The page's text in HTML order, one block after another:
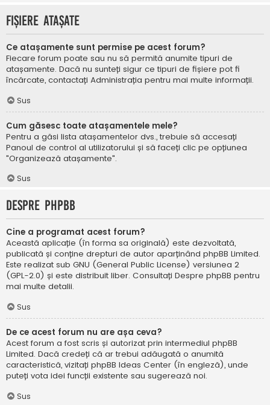
Fișiere atașate
Ce atașamente sunt permise pe acest forum?
Fiecare forum poate sau nu să permită anumite tipuri de
atașamente. Dacă nu sunteți sigur ce tipuri de fișiere pot fi
încărcate, contactați Administrația pentru mai multe informații.
Sus
Cum găsesc toate atașamentele mele?
Pentru a găsi lista atașamentelor dvs., trebuie să accesați
Panoul de control al utilizatorului și să faceți clic pe opțiunea
"Organizează atașamente".
Sus
Despre phpBB
Cine a programat acest forum?
Această aplicație (în forma sa originală) este dezvoltată,
publicată și conține drepturi de autor aparținând phpBB Limited.
Este realizat sub GNU (General Public License) versiunea 2
(GPL-2.0) și este distribuit liber. Consultați Despre phpBB pentru
mai multe detalii.
Sus
De ce acest forum nu are așa ceva?
Acest forum a fost scris și autorizat prin intermediul phpBB
Limited. Dacă credeți că ar trebui adăugată o anumită
caracteristică, vizitați phpBB Ideas Center (în engleză), unde
puteți vota idei funcții existente sau sugerează noi.
Sus